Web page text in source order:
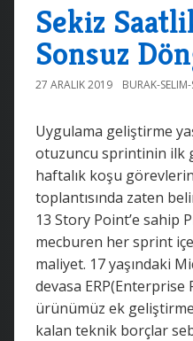
Sekiz
Sonsuz
27 ARALIK 2019 BURAK-
Uygulama geliştirme
otuzuncu sprintinin ilk
haftalık koşu
toplantısında zaten
13 Story Point’e
mecburen her sprint
maliyet. 17 yaşındaki
devasa ERP(Enterprise
ürünümüz ek
kalan teknik borçlar